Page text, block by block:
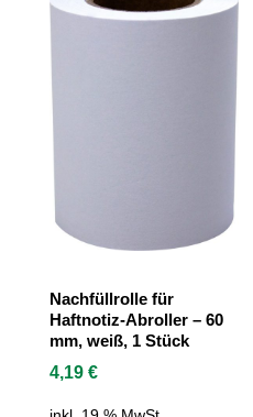
Nachfüllrolle für
Haftnotiz-Abroller – 60
mm, weiß, 1 Stück
4,19 €